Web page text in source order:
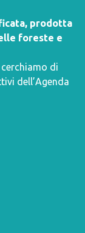
prodotta
foreste e
di
dell’Agenda